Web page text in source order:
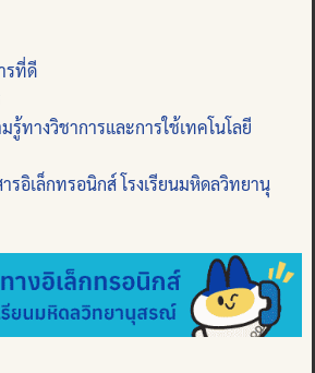
รที่ดี
รู้ทางวิชาการและการใช้เทคโนโลยี
รอิเล็กทรอนิกส์ โรงเรียนมหิดลวิทยานุ